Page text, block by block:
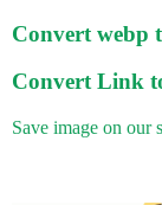
Convert webp
Convert Link
Save image on our